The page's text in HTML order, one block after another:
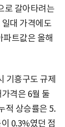
로 갈아타려는
대 가격에도
파트값은 올해
기흥구도 규제
격은 6월 둘
적 상승률은 5.
0.3%였던 점